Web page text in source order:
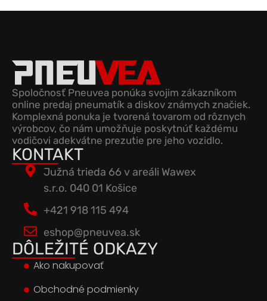
Spoločnosť Pneuvea ponúka svojim zákazníkom
online predaj pneumatík a diskov známych značiek.
Komplexná ponuka je tvorená tovarom od rôznych
výrobcov, čo nám umožňuje poskytnúť každému
vodičovi adekvátne prezutie pre jeho vozidlo.
KONTAKT
Južná trieda 66 v areáli Wawex
s.r.o. 040 01 Košice
+421 918 115 494
eshop@pneuvea.sk
DÔLEŽITÉ ODKAZY
Ako nakupovať
Obchodné podmienky